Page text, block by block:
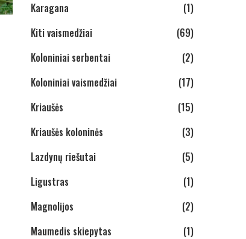
Karagana
(1)
Kiti vaismedžiai
(69)
Koloniniai serbentai
(2)
Koloniniai vaismedžiai
(17)
Kriaušės
(15)
Kriaušės koloninės
(3)
Lazdynų riešutai
(5)
Ligustras
(1)
Magnolijos
(2)
Maumedis skiepytas
(1)